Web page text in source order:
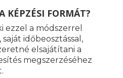
KÉPZÉSI FORMÁT?
ezzel a módszerrel
időbeosztással,
elsajátítani a
megszerzéséhez